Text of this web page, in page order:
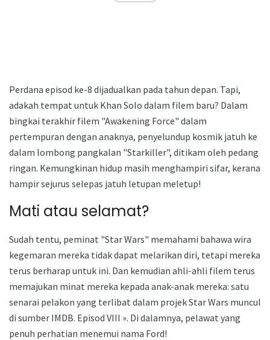
Perdana episod ke-8 dijadualkan pada tahun depan. Tapi,
adakah tempat untuk Khan Solo dalam filem baru? Dalam
bingkai terakhir filem "Awakening Force" dalam
pertempuran dengan anaknya, penyelundup kosmik jatuh ke
dalam lombong pangkalan "Starkiller", ditikam oleh pedang
ringan. Kemungkinan hidup masih menghampiri sifar, kerana
hampir sejurus selepas jatuh letupan meletup!
Mati atau selamat?
Sudah tentu, peminat "Star Wars" memahami bahawa wira
kegemaran mereka tidak dapat melarikan diri, tetapi mereka
terus berharap untuk ini. Dan kemudian ahli-ahli filem terus
memajukan minat mereka kepada anak-anak mereka: satu
senarai pelakon yang terlibat dalam projek Star Wars muncul
di sumber IMDB. Episod VIII ». Di dalamnya, pelawat yang
penuh perhatian menemui nama Ford!